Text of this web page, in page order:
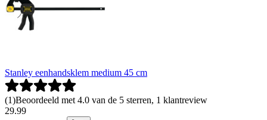
Stanley eenhandsklem medium 45 cm
(1)Beoordeeld met 4.0 van de 5 sterren, 1 klantreview
29.99